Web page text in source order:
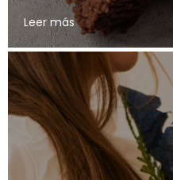
Leer más